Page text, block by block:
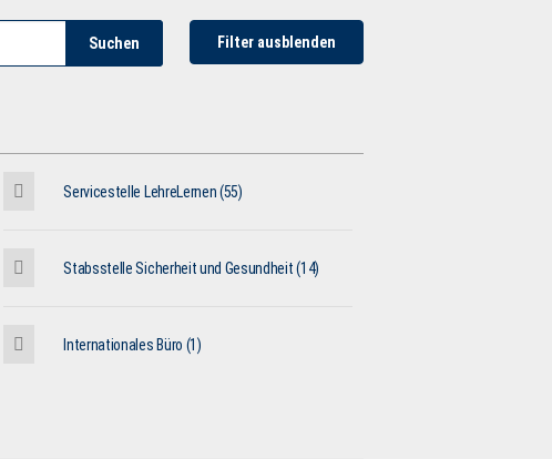
Suchen Filter ausblenden
Servicestelle LehreLernen (55)
Stabsstelle Sicherheit und Gesundheit (14)
Internationales Büro (1)